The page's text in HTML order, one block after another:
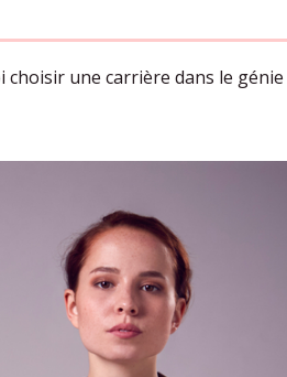
choisir une carrière dans le génie